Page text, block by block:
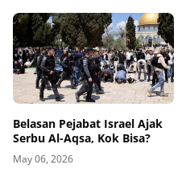
Belasan Pejabat Israel Ajak
Serbu Al-Aqsa, Kok Bisa?
May 06, 2026